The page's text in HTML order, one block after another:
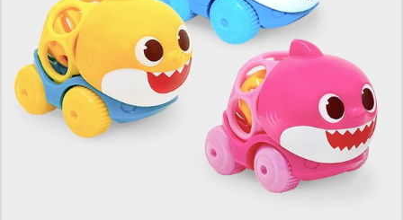
2
3
4
3
5
6 0
0